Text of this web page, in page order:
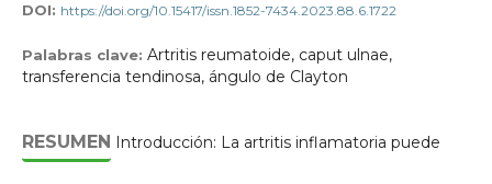
DOI: https://doi.org/10.15417/issn.1852-7434.2023.88.6.1722
Palabras clave: Artritis reumatoide, caput ulnae,
transferencia tendinosa, ángulo de Clayton
RESUMEN Introducción: La artritis inflamatoria puede